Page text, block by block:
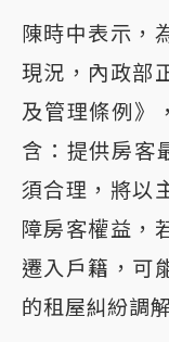
陳時中表示，
現況，內政部
及管理條例》
含：提供房客
須合理，將以
障房客權益，
遷入戶籍，可
的租屋糾紛調